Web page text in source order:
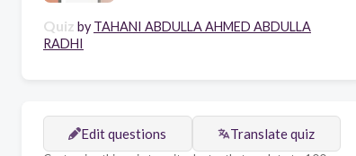
Quiz by TAHANI ABDULLA AHMED ABDULLA
RADHI
Edit questions Translate quiz